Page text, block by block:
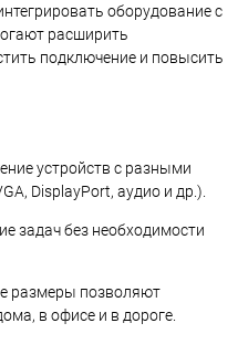
оборудование с
расширить
подключение и повысить
устройств с разными
DisplayPort, аудио и др.).
задач без необходимости
размеры позволяют
в офисе и в дороге.